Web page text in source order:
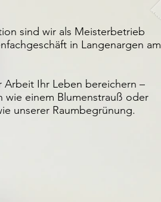
sind wir als Meisterbetrieb
in Langenargen am
Ihr Leben bereichern –
wie einem Blumenstrauß oder
unserer Raumbegrünung.